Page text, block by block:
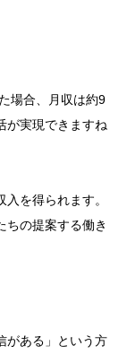
場合、月収は約9
が実現できますね
を得られます。
ちの提案する働き
がある」という方